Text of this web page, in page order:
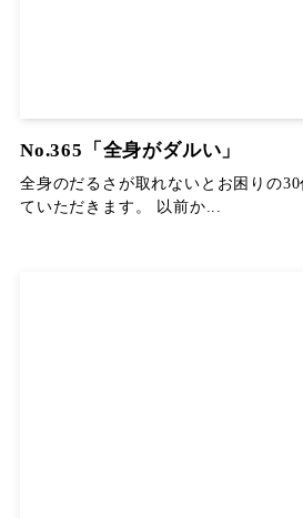
No.365「全身がダルい」
全身のだるさが取れないとお困りの
ていただきます。 以前か...